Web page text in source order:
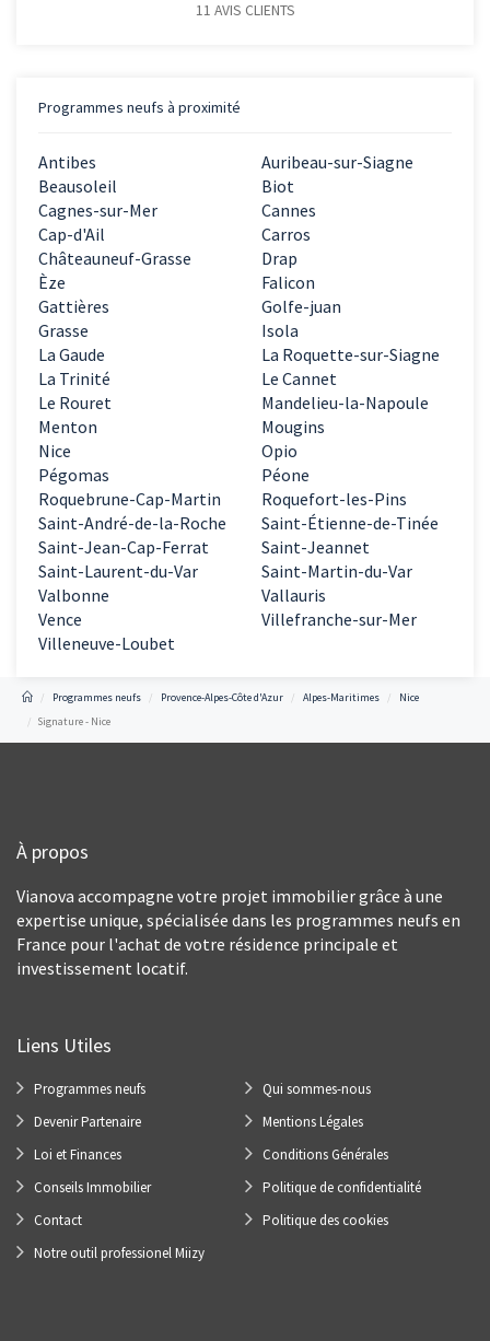
11 AVIS CLIENTS
Programmes neufs à proximité
Antibes
Auribeau-sur-Siagne
Beausoleil
Biot
Cagnes-sur-Mer
Cannes
Cap-d'Ail
Carros
Châteauneuf-Grasse
Drap
Èze
Falicon
Gattières
Golfe-juan
Grasse
Isola
La Gaude
La Roquette-sur-Siagne
La Trinité
Le Cannet
Le Rouret
Mandelieu-la-Napoule
Menton
Mougins
Nice
Opio
Pégomas
Péone
Roquebrune-Cap-Martin
Roquefort-les-Pins
Saint-André-de-la-Roche
Saint-Étienne-de-Tinée
Saint-Jean-Cap-Ferrat
Saint-Jeannet
Saint-Laurent-du-Var
Saint-Martin-du-Var
Valbonne
Vallauris
Vence
Villefranche-sur-Mer
Villeneuve-Loubet
Programmes neufs Provence-Alpes-Côte d'Azur Alpes-Maritimes
Nice
Signature - Nice
À propos
Vianova accompagne votre projet immobilier grâce à une
expertise unique, spécialisée dans les programmes neufs en
France pour l'achat de votre résidence principale et
investissement locatif.
Liens Utiles
Programmes neufs
Devenir Partenaire
Loi et Finances
Conseils Immobilier
Contact
Notre outil professionel Miizy
Qui sommes-nous
Mentions Légales
Conditions Générales
Politique de confidentialité
Politique des cookies